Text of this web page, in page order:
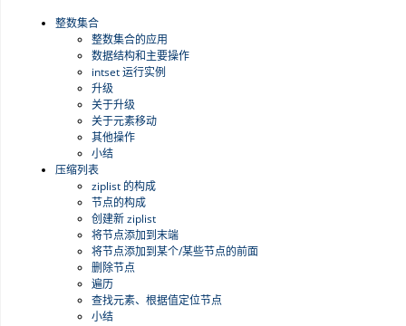
整数集合
整数集合的应用
数据结构和主要操作
intset 运行实例
升级
关于升级
关于元素移动
其他操作
小结
压缩列表
ziplist 的构成
节点的构成
创建新 ziplist
将节点添加到末端
将节点添加到某个/某些节点的前面
删除节点
遍历
查找元素、根据值定位节点
小结